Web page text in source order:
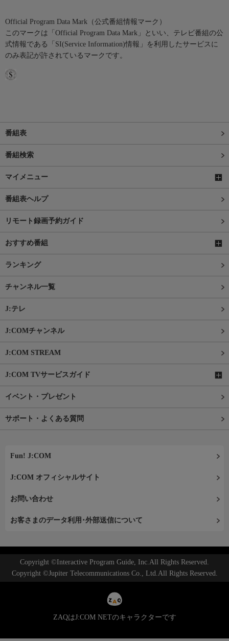
Official Program Data Mark（公式番組情報マーク）
このマークは「Official Program Data Mark」といい、テレビ番組の公
式情報である「SI(Service Information)情報」を利用したサービスに
のみ表記が許されているマークです。
番組表
番組検索
マイメニュー
番組表ヘルプ
リモート録画予約ガイド
おすすめ番組
ランキング
チャンネル一覧
J:テレ
J:COMチャンネル
J:COM STREAM
J:COM TVサービスガイド
イベント・プレゼント
サポート・よくある質問
Fun! J:COM
J:COM オフィシャルサイト
お問い合わせ
お客さまのデータ利用･外部送信について
Copyright ©Interactive Program Guide, Inc.All Rights Reserved.
Copyright ©Jupiter Telecommunications Co., Ltd.All Rights Reserved.
ZAQはJ:COM NETのキャラクターです